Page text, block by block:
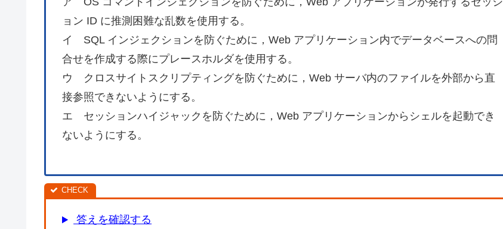
ョン ID に推測困難な乱数を使用する。
イ SQL インジェクションを防ぐために，Web アプリケーション内でデータベースへの問
合せを作成する際にプレースホルダを使用する。
ウ クロスサイトスクリプティングを防ぐために，Web サーバ内のファイルを外部から直
接参照できないようにする。
エ セッションハイジャックを防ぐために，Web アプリケーションからシェルを起動でき
ないようにする。
答えを確認する